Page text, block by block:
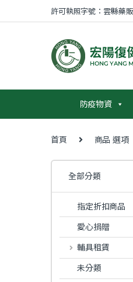
Skip to navigation
Skip to content許可執照字號：雲縣藥
防疫物資
首頁 商品 選項
全部分類
指定折扣商品
愛心捐贈
輔具租賃
未分類